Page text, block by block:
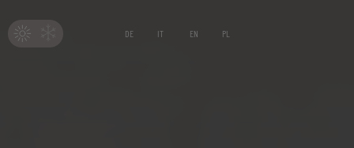
DE IT EN PL